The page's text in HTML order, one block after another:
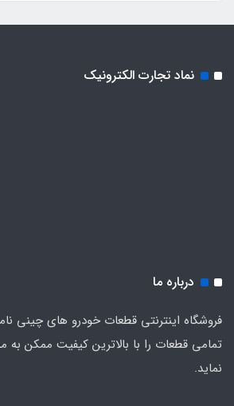
نماد تجارت الکترونیک
درباره ما
فروشگاه اینترنتی قطعات خودرو های چینی
تمامی قطعات را با بالاترین کیفیت ممکن
نماید.